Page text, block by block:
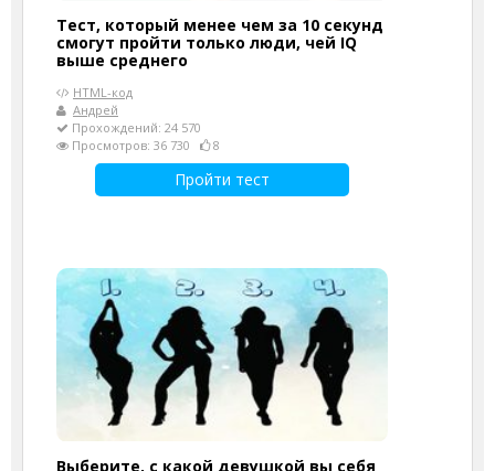
Тест, который менее чем за 10 секунд
смогут пройти только люди, чей IQ
выше среднего
HTML-код
Андрей
Прохождений: 24 570
Просмотров: 36 730
8
Пройти тест
Выберите, с какой девушкой вы себя